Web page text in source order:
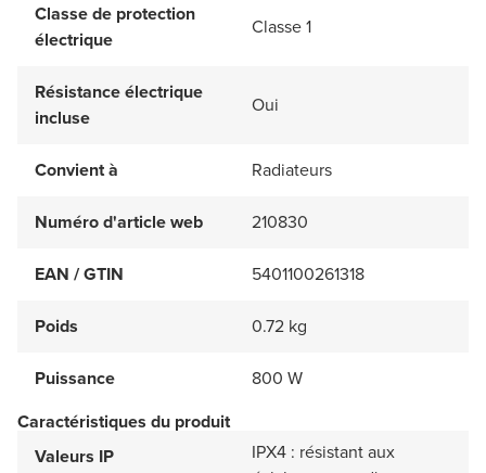
Classe de protection
électrique
Classe 1
Résistance électrique
incluse
Oui
Convient à Radiateurs
Numéro d'article web 210830
EAN / GTIN 5401100261318
Poids 0.72 kg
Puissance
800 W
Caractéristiques du produit
Valeurs IP
IPX4 : résistant aux